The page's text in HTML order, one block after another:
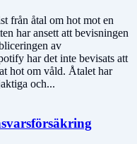
från åtal om hot mot en
har ansett att bevisningen
av
har det inte bevisats att
hot om våld. Åtalet har
och...